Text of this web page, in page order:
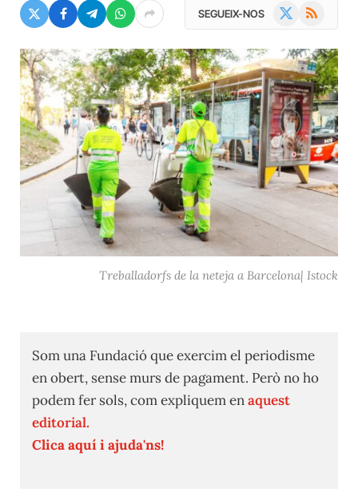
SEGUEIX-NOS RSS
Treballadorfs de la neteja a Barcelona| Istock
Som una Fundació que exercim el periodisme
en obert, sense murs de pagament. Però no ho
podem fer sols, com expliquem enaquest
editorial.
Clica aquí i ajuda'ns!